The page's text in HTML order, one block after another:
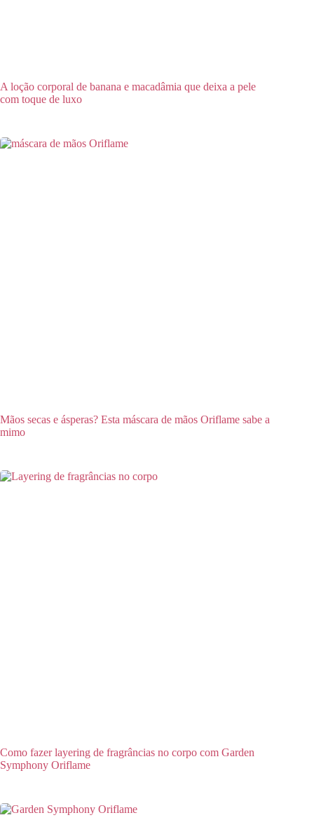
A loção corporal de banana e macadâmia que deixa a pele
com toque de luxo
Mãos secas e ásperas? Esta máscara de mãos Oriflame sabe a
mimo
Como fazer layering de fragrâncias no corpo com Garden
Symphony Oriflame